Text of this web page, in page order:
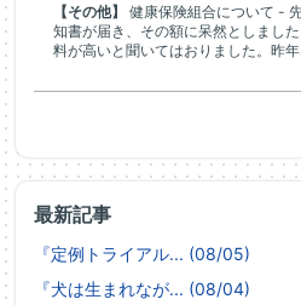
最新記事
『定例トライアル... (08/05)
『犬は生まれなが... (08/04)
【その他】
健康保険組合について -
知書が届き、その額に呆然としまし
料が高いと聞いてはおりました。昨年